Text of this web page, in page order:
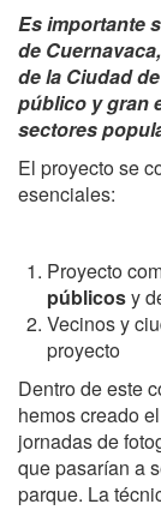
Es importante
de
de la Ciudad
público y gran
sectores
El proyecto se
esenciales:
Proyecto
públicosy
Vecinos y
proyecto
Dentro de este
hemos creado
jornadas de
que pasarían a
parque. La